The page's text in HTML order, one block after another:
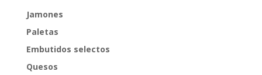
Jamones
Paletas
Embutidos selectos
Quesos